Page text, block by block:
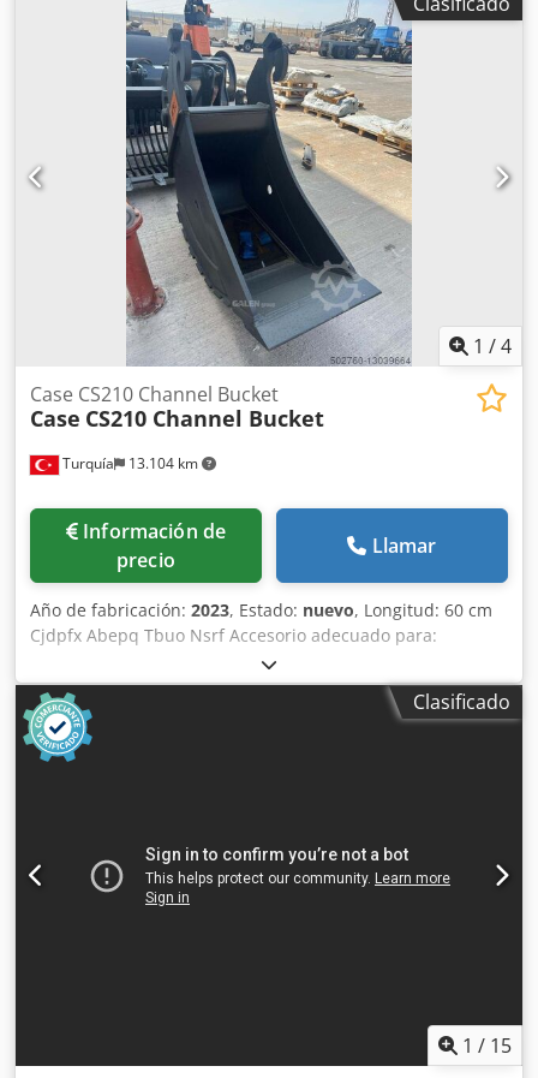
aire acondicionado, cabina, sistema de lubricación
centralizada, Case 821C cargadora de ruedas Credpfx Aey
Uxt Sob Nef Año de fabricación: 2000 8.000 horas 145 kW
aprox. 18.000 kg Aire acondicionado Engrase centralizado
Neumáticos 23,5R25
1 /4
Turquía 13.104 km
Case CS210 Channel Bucket
Case CS210 Channel Bucket
Información de
precio
Llamar
Año de fabricación: 2023, Estado: nuevo, Longitud: 60 cm
Cjdpfx Abepq Tbuo Nsrf Accesorio adecuado para:
Maquinaria de construcción Capacidad de carga: 500 l
Garantía: 6 meses
Clasificado
1 / 15